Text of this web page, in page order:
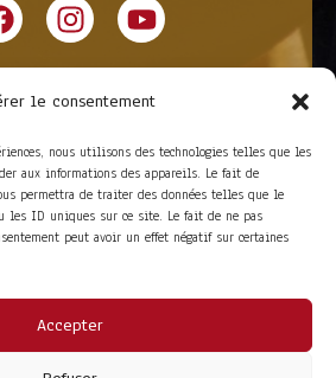
le consentement
nous utilisons des technologies telles que les
aux informations des appareils. Le fait de
permettra de traiter des données telles que le
les ID uniques sur ce site. Le fait de ne pas
peut avoir un effet négatif sur certaines
Accepter